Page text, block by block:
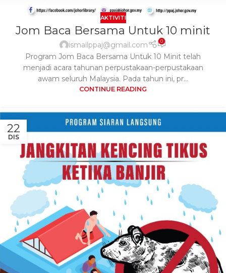
AKTIVITI
Jom Baca Bersama Untuk 10 minit
ismailppaj@gmail.com 0
Program Jom Baca Bersama Untuk 10 Minit telah
menjadi acara tahunan perpustakaan-perpustakaan
awam seluruh Malaysia. Pada tahun ini, pr...
CONTINUE READING
22
DIS